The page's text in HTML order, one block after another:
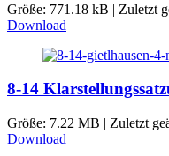
Größe: 771.18 kB | Zuletzt
Download
8-14
Größe: 7.22 MB | Zuletzt
Download